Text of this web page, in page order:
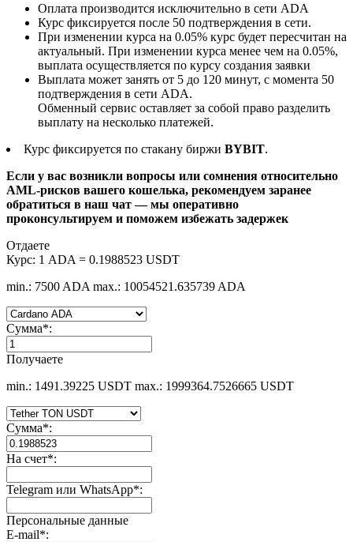
Оплата производится исключительно в сети ADA
Курс фиксируется после 50 подтверждения в сети.
При изменении курса на 0.05% курс будет пересчитан на
актуальный. При изменении курса менее чем на 0.05%,
выплата осуществляется по курсу создания заявки
Выплата может занять от 5 до 120 минут, с момента 50
подтверждения в сети ADA.
Обменный сервис оставляет за собой право разделить
выплату на несколько платежей.
Курс фиксируется по стакану биржи BYBIT.
Если у вас возникли вопросы или сомнения относительно
AML-рисков вашего кошелька, рекомендуем заранее
обратиться в наш чат — мы оперативно
проконсультируем и поможем избежать задержек
Отдаете
Курс: 1 ADA = 0.1988523 USDT
min.: 7500 ADA max.: 10054521.635739 ADA
Сумма*:
Получаете
min.: 1491.39225 USDT max.: 1999364.7526665 USDT
Сумма*:
На счет*:
Telegram или WhatsApp*:
Персональные данные
E-mail*: